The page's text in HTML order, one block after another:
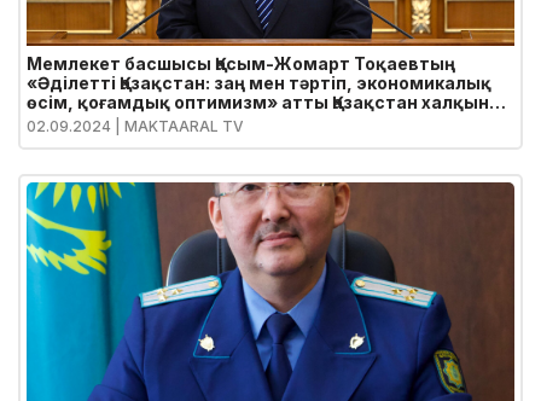
Мемлекет басшысы Қасым-Жомарт Тоқаевтың
«Әділетті Қазақстан: заң мен тәртіп, экономикалық
өсім, қоғамдық оптимизм» атты Қазақстан халқына
Жолдауы
02.09.2024 | MAKTAARAL TV